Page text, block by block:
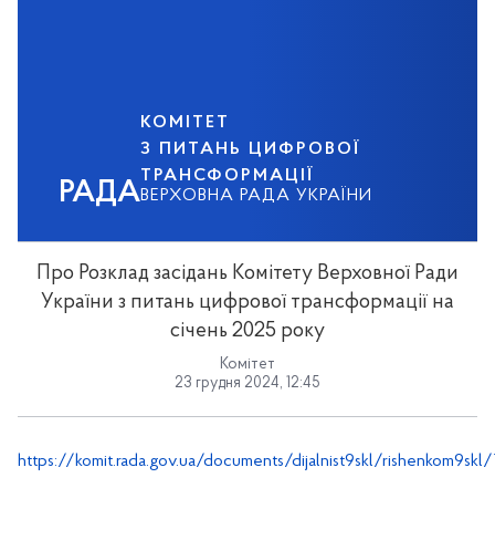
РАДА
КОМІТЕТ
З ПИТАНЬ ЦИФРОВОЇ
ТРАНСФОРМАЦІЇ
ВЕРХОВНА РАДА УКРАЇНИ
Про Розклад засідань Комітету Верховної Ради
України з питань цифрової трансформації на
січень 2025 року
Комітет
23 грудня 2024, 12:45
https://komit.rada.gov.ua/documents/dijalnist9skl/